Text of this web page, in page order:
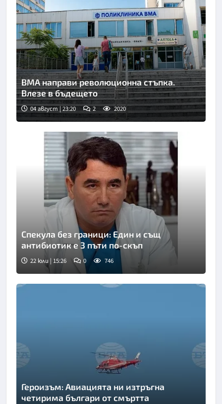
ВМА направи революционна стъпка.
Влезе в бъдещето
04 август | 23:20 2 2020
Спекула без граници: Един и същ
антибиотик е 3 пъти по-скъп
22 юли | 15:26 0 746
Героизъм: Авиацията ни изтръгна
четирима българи от смъртта